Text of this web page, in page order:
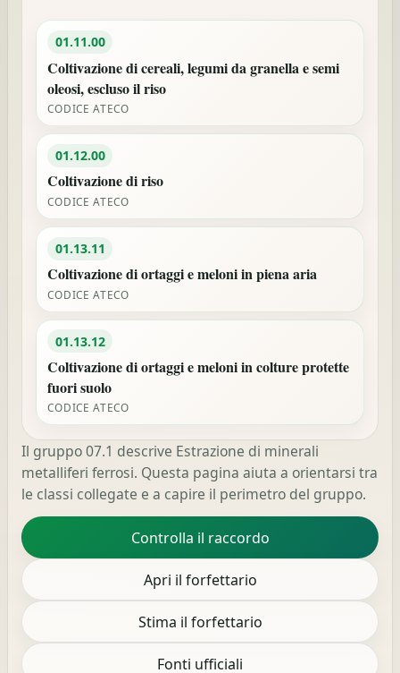
01.11.00
Coltivazione di cereali, legumi da granella e semi
oleosi, escluso il riso
CODICE ATECO
01.12.00
Coltivazione di riso
CODICE ATECO
01.13.11
Coltivazione di ortaggi e meloni in piena aria
CODICE ATECO
01.13.12
Coltivazione di ortaggi e meloni in colture protette
fuori suolo
CODICE ATECO
Il gruppo 07.1 descrive Estrazione di minerali
metalliferi ferrosi. Questa pagina aiuta a orientarsi tra
le classi collegate e a capire il perimetro del gruppo.
Controlla il raccordo
Apri il forfettario
Stima il forfettario
Fonti ufficiali